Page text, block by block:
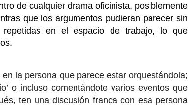
de cualquier drama oficinista, posiblemente
que los argumentos pudieran parecer sin
repetidas en el espacio de trabajo, lo que
la persona que parece estar orquestándola;
o incluso comentándote varios eventos que
ten una discusión franca con esa persona